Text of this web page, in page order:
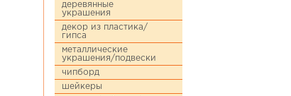
деревянные
украшения
декор из пластика/
гипса
металлические
украшения/подвески
чипборд
шейкеры